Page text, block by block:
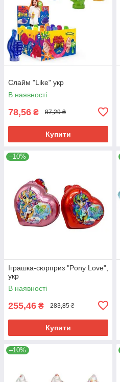
Слайм "Like" укр
В наявності
78,56 ₴ 87,29 ₴
Купити
–10%
Іграшка-сюрприз "Pony Love",
укр
В наявності
255,46 ₴ 283,85 ₴
Купити
–10%